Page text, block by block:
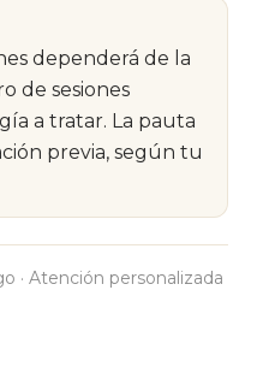
dependerá de la
de sesiones
a tratar. La pauta
previa, según tu
· Atención personalizada